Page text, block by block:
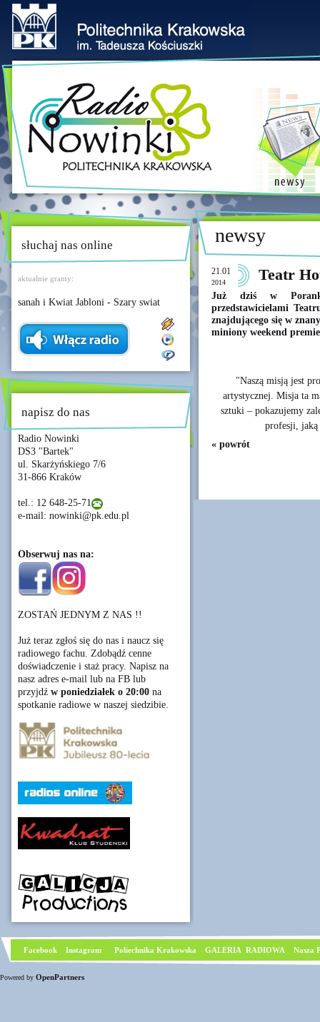
słuchaj nas online
aktualnie gramy:
sanah i Kwiat Jabloni - Szary swiat
napisz do nas
Radio Nowinki
DS3 "Bartek"
ul. Skarżyńskiego 7/6
31-866 Kraków
tel.: 12 648-25-71
e-mail: nowinki@pk.edu.pl
Obserwuj nas na:
ZOSTAŃ JEDNYM Z NAS !!
Już teraz zgłoś się do nas i naucz się
radiowego fachu. Zdobądź cenne
doświadczenie i staż pracy. Napisz na
nasz adres e-mail lub na FB lub
przyjdź w poniedziałek o 20:00 na
spotkanie radiowe w naszej siedzibie.
newsy
21.01
2014 Teatr
Już dziś w
przedstawicielami
znajdującego się w
miniony weekend
"Naszą misją jest
artystycznej. Misja ta
sztuki – pokazujemy
profesji, jaką
« powrót
Facebook Instagram Poliechnika Krakowska GALERIA RADIOWA Nasza
Powered by OpenPartners